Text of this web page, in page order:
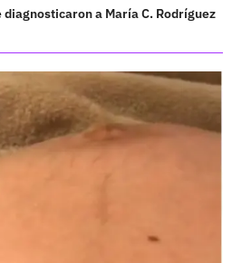
diagnosticaron a María C. Rodríguez